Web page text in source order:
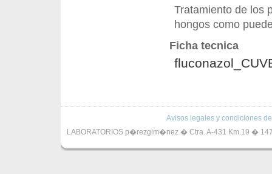
Tratamiento de los
hongos como
Ficha tecnica
Avisos legales y condiciones
LABORATORIOS p�rezgim�nez � Ctra. A-431 Km.19 �